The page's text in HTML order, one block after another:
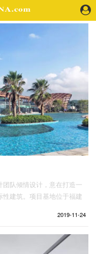
队倾情设计，意在打造一
性建筑。项目基地位于福建
心项目位于一线海景附近，
先驱体验空间，对空间和感
2019-11-24